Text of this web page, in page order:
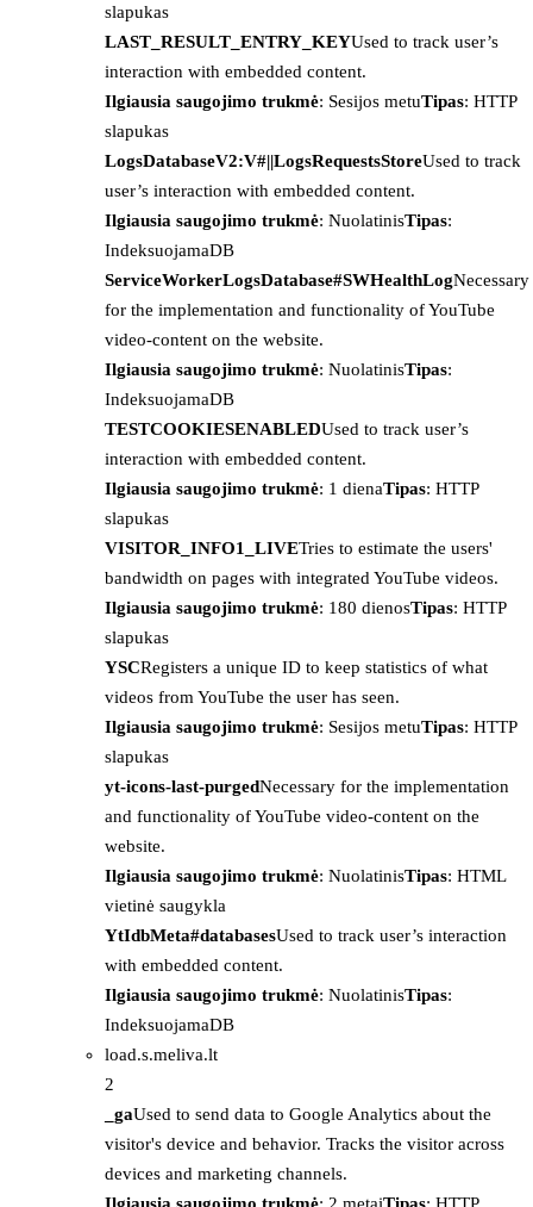
slapukas
LAST_RESULT_ENTRY_KEYUsed to track user’s
interaction with embedded content.
Ilgiausia saugojimo trukmė: Sesijos metuTipas: HTTP
slapukas
LogsDatabaseV2:V#||LogsRequestsStoreUsed to track
user’s interaction with embedded content.
Ilgiausia saugojimo trukmė: NuolatinisTipas:
IndeksuojamaDB
ServiceWorkerLogsDatabase#SWHealthLogNecessary
for the implementation and functionality of YouTube
video-content on the website.
Ilgiausia saugojimo trukmė: NuolatinisTipas:
IndeksuojamaDB
TESTCOOKIESENABLEDUsed to track user’s
interaction with embedded content.
Ilgiausia saugojimo trukmė: 1 dienaTipas: HTTP
slapukas
VISITOR_INFO1_LIVETries to estimate the users'
bandwidth on pages with integrated YouTube videos.
Ilgiausia saugojimo trukmė: 180 dienosTipas: HTTP
slapukas
YSCRegisters a unique ID to keep statistics of what
videos from YouTube the user has seen.
Ilgiausia saugojimo trukmė: Sesijos metuTipas: HTTP
slapukas
yt-icons-last-purgedNecessary for the implementation
and functionality of YouTube video-content on the
website.
Ilgiausia saugojimo trukmė: NuolatinisTipas: HTML
vietinė saugykla
YtIdbMeta#databasesUsed to track user’s interaction
with embedded content.
Ilgiausia saugojimo trukmė: NuolatinisTipas:
IndeksuojamaDB
load.s.meliva.lt
2
_gaUsed to send data to Google Analytics about the
visitor's device and behavior. Tracks the visitor across
devices and marketing channels.
Ilgiausia saugojimo trukmė: 2 metaiTipas: HTTP